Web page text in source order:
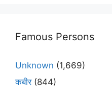
Famous Persons
Unknown (1,669)
कबीर(844)